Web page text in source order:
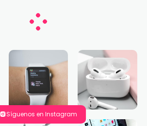
Síguenos en Instagram